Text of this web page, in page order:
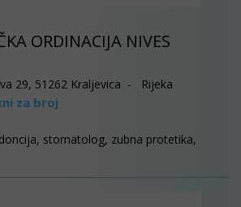
ORDINACIJA NIVES
29, 51262 Kraljevica - Rijeka
za broj
stomatolog, zubna protetika,